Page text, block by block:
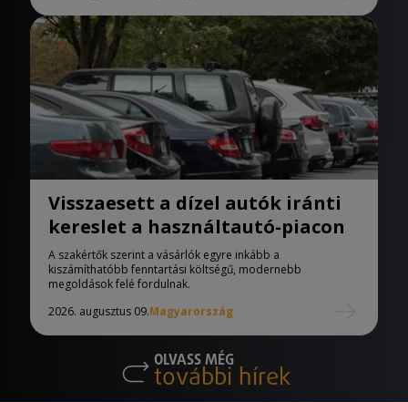
Visszaesett a dízel autók iránti
kereslet a használtautó-piacon
A szakértők szerint a vásárlók egyre inkább a
kiszámíthatóbb fenntartási költségű, modernebb
megoldások felé fordulnak.
2026. augusztus 09.Magyarország
OLVASS MÉG
további hírek